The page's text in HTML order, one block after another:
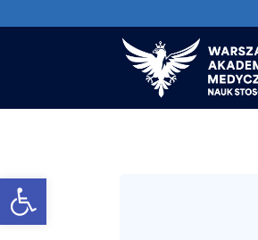
Otwórz pasek narzędzi